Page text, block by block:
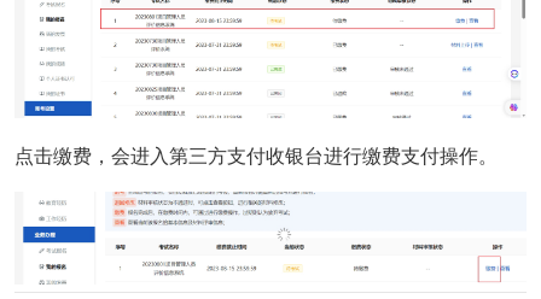
点击缴费，会进入第三方支付收银台进行缴费支付操作。